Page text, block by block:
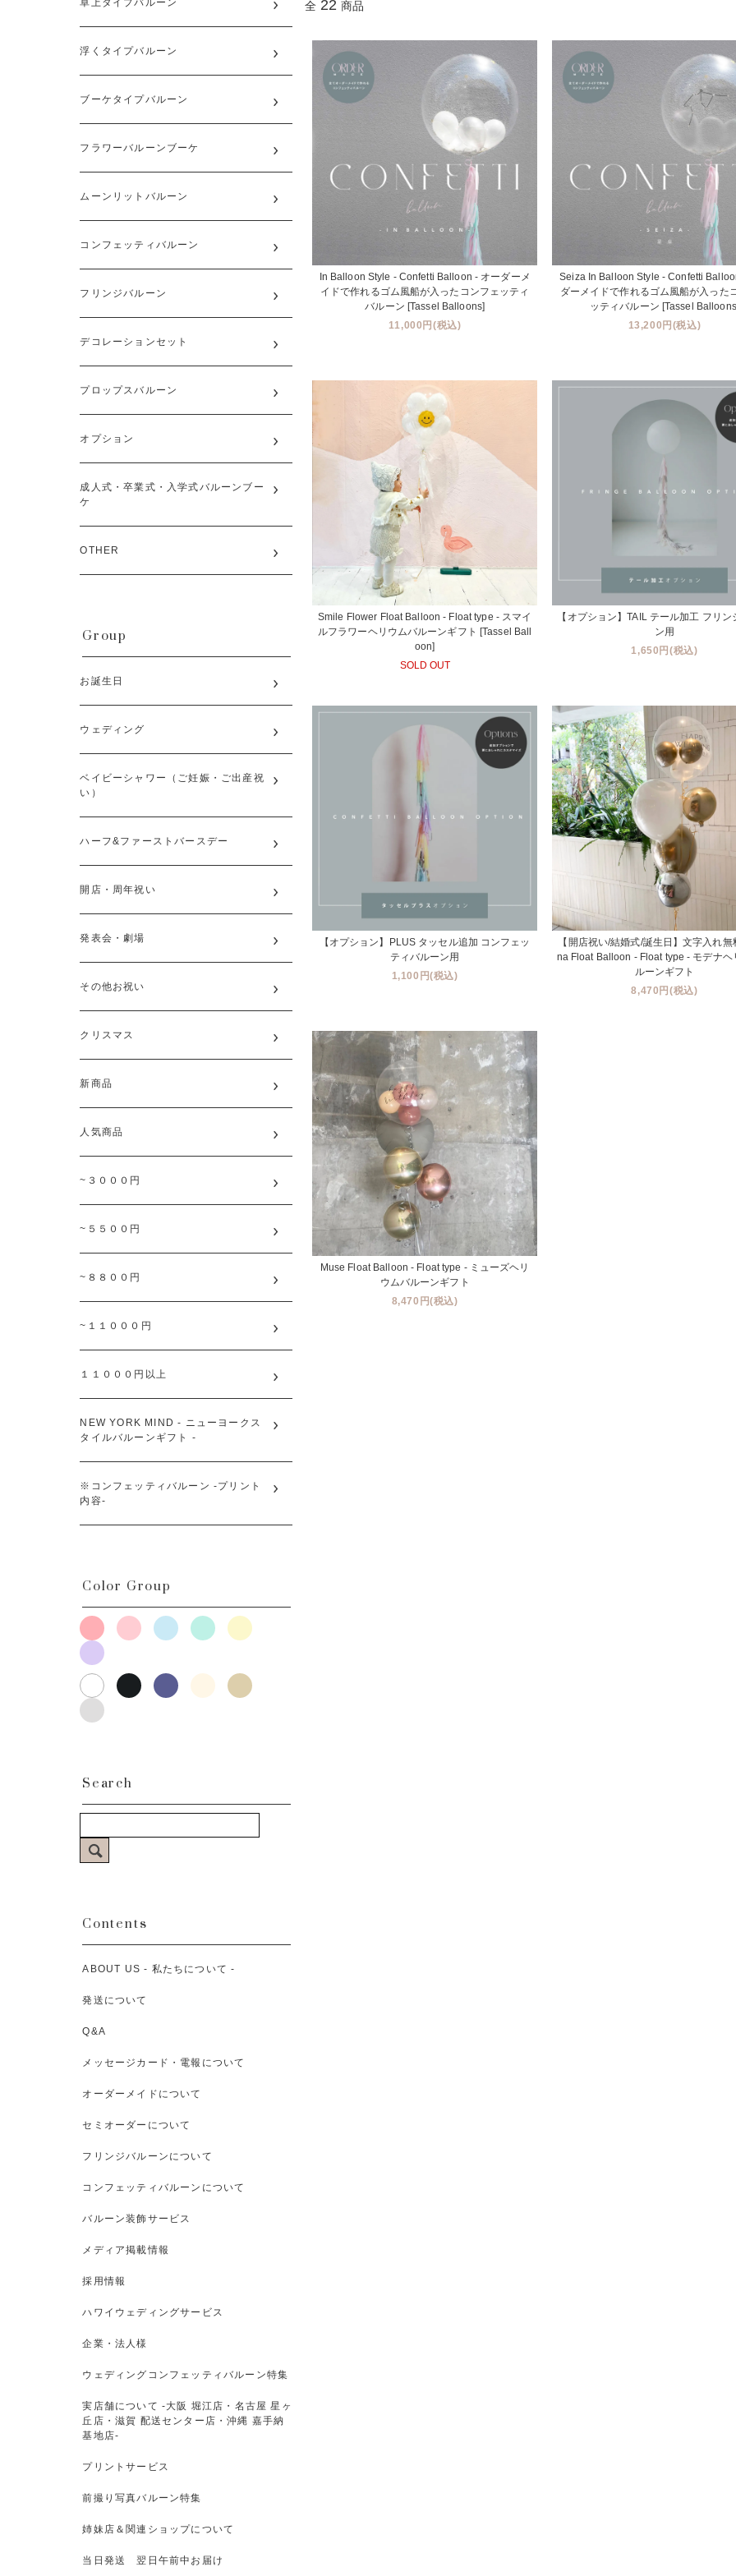
全 22 商品
In Balloon Style - Confetti Balloon - オーダーメ
イドで作れるゴム風船が入ったコンフェッティ
バルーン [Tassel Balloons]
11,000円(税込)
Seiza In Balloon Style - Confetti
ダーメイドで作れるゴム風船が入った
ッティバルーン [Tassel
13,200円(税込)
Smile Flower Float Balloon - Float type - スマイ
ルフラワーヘリウムバルーンギフト [Tassel Ball
oon]
SOLD OUT
【オプション】TAIL テール加工 フリン
ン用
1,650円(税込)
【オプション】PLUS タッセル追加 コンフェッ
ティバルーン用
1,100円(税込)
【開店祝い/結婚式/誕生日】文字入れ無
na Float Balloon - Float type - モデナヘ
ルーンギフト
8,470円(税込)
Muse Float Balloon - Float type - ミューズヘリ
ウムバルーンギフト
8,470円(税込)
卓上タイプバルーン
浮くタイプバルーン
ブーケタイプバルーン
フラワーバルーンブーケ
ムーンリットバルーン
コンフェッティバルーン
フリンジバルーン
デコレーションセット
プロップスバルーン
オプション
成人式・卒業式・入学式バルーンブー
ケ
OTHER
Group
お誕生日
ウェディング
ベイビーシャワー（ご妊娠・ご出産祝
い）
ハーフ&ファーストバースデー
開店・周年祝い
発表会・劇場
その他お祝い
クリスマス
新商品
人気商品
~３０００円
~５５００円
~８８００円
~１１０００円
１１０００円以上
NEW YORK MIND - ニューヨークス
タイルバルーンギフト -
※コンフェッティバルーン -プリント
内容-
Color Group
Search
Contents
ABOUT US - 私たちについて -
発送について
Q&A
メッセージカード・電報について
オーダーメイドについて
セミオーダーについて
フリンジバルーンについて
コンフェッティバルーンについて
バルーン装飾サービス
メディア掲載情報
採用情報
ハワイウェディングサービス
企業・法人様
ウェディングコンフェッティバルーン特集
実店舗について -大阪 堀江店・名古屋 星ヶ
丘店・滋賀 配送センター店・沖縄 嘉手納
基地店-
プリントサービス
前撮り写真バルーン特集
姉妹店＆関連ショップについて
当日発送 翌日午前中お届け